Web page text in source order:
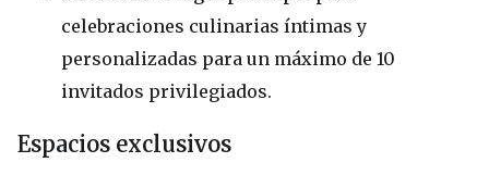
celebraciones culinarias íntimas y
personalizadas para un máximo de 10
invitados privilegiados.
Espacios exclusivos